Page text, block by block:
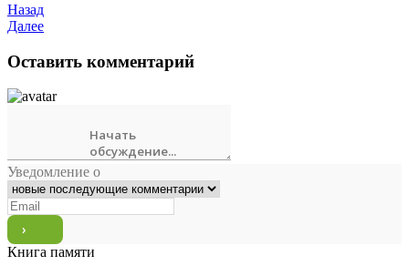
Назад
Далее
Оставить комментарий
Уведомление о
Книга памяти